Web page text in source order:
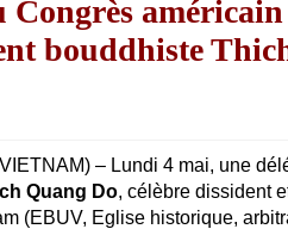
Congrès
bouddhiste
– Lundi 4 mai, une
Quang Do, célèbre dissident
(EBUV, Eglise historique,